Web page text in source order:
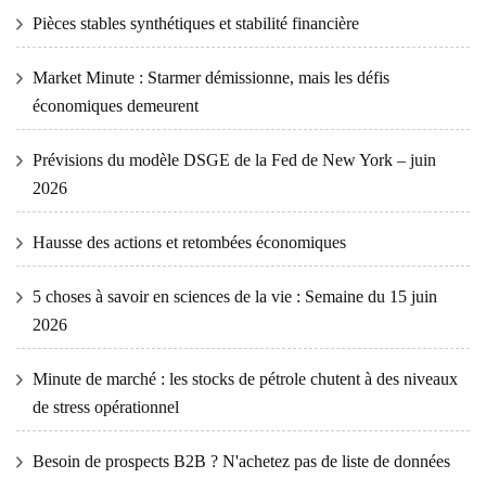
Pièces stables synthétiques et stabilité financière
Market Minute : Starmer démissionne, mais les défis
économiques demeurent
Prévisions du modèle DSGE de la Fed de New York – juin
2026
Hausse des actions et retombées économiques
5 choses à savoir en sciences de la vie : Semaine du 15 juin
2026
Minute de marché : les stocks de pétrole chutent à des niveaux
de stress opérationnel
Besoin de prospects B2B ? N'achetez pas de liste de données